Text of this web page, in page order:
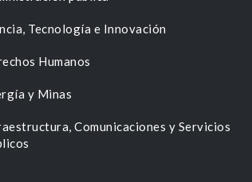
Tecnología e Innovación
Humanos
y Minas
Comunicaciones y Servicios